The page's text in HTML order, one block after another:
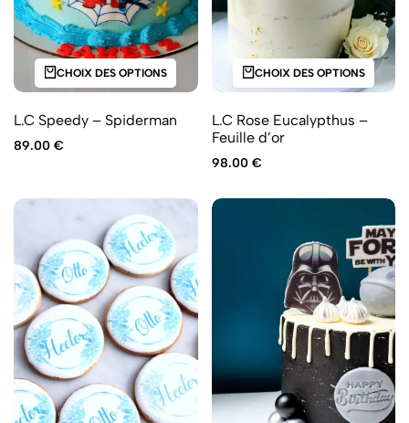
CHOIX DES OPTIONS
L.C Speedy – Spiderman
89.00 €
CHOIX DES OPTIONS
L.C Rose Eucalypthus –
Feuille d’or
98.00 €